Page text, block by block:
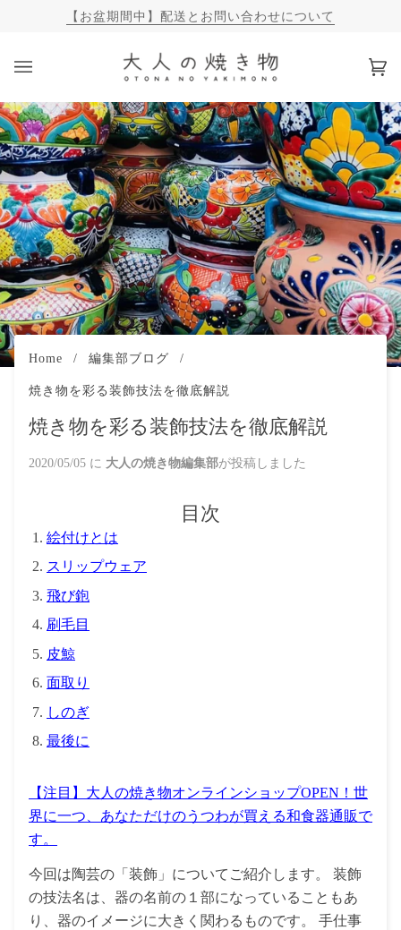
【お盆期間中】配送とお問い合わせについて
カ
ト
Home / 編集部ブログ /
焼き物を彩る装飾技法を徹底解説
焼き物を彩る装飾技法を徹底解説
2020/05/05 に 大人の焼き物編集部が投稿しました
目次
絵付けとは
スリップウェア
飛び鉋
刷毛目
皮鯨
面取り
しのぎ
最後に
【注目】大人の焼き物オンラインショップOPEN！世
界に一つ、あなただけのうつわが買える和食器通販で
す。
今回は陶芸の「装飾」についてご紹介します。 装飾
の技法名は、器の名前の１部になっていることもあ
り、器のイメージに大きく関わるものです。 手仕事